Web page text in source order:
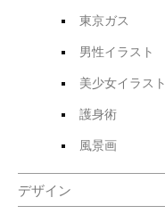
東京ガス
男性イラスト
美少女イラスト
護身術
風景画
デザイン